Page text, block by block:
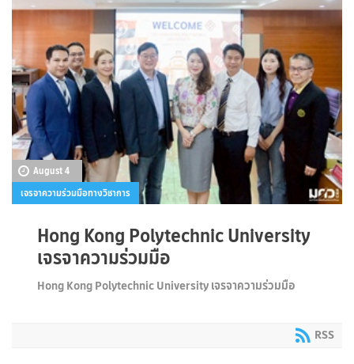
August 4
เจรจาความร่วมมือทางวิชาการ
Hong Kong Polytechnic University
เจรจาความร่วมมือ
Hong Kong Polytechnic University เจรจาความร่วมมือ
RSS